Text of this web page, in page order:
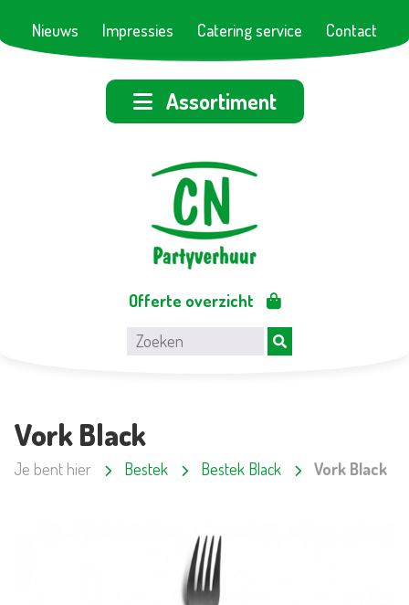
Nieuws Impressies Catering service Contact
Assortiment
Offerte overzicht
Vork Black
Je bent hier Bestek Bestek Black Vork Black